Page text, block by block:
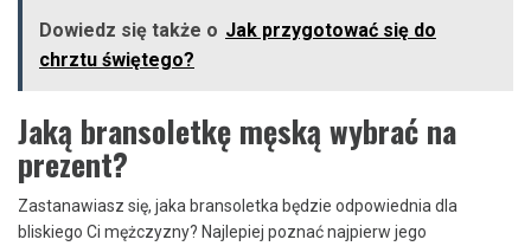
Dowiedz się także o Jak przygotować się do
chrztu świętego?
Jaką bransoletkę męską wybrać na
prezent?
Zastanawiasz się, jaka bransoletka będzie odpowiednia dla
bliskiego Ci mężczyzny? Najlepiej poznać najpierw jego